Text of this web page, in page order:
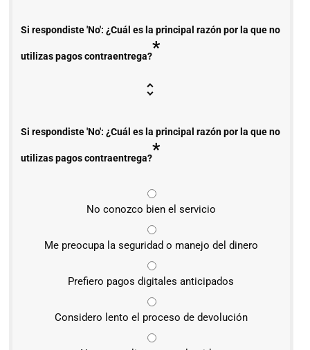
Si respondiste 'No': ¿Cuál es la principal razón por la que no
utilizas pagos contraentrega?*
Si respondiste 'No': ¿Cuál es la principal razón por la que no
utilizas pagos contraentrega?*
No conozco bien el servicio
Me preocupa la seguridad o manejo del dinero
Prefiero pagos digitales anticipados
Considero lento el proceso de devolución